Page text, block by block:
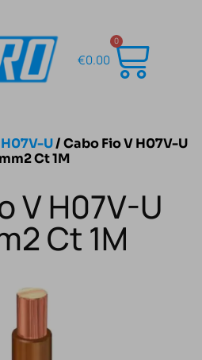
€0.00
0
H07V-U/ Cabo Fio V H07V-U
Ct 1M
V H07V-U
Ct 1M